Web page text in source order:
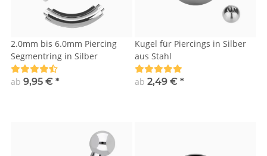
2.0mm bis 6.0mm Piercing
Segmentring in Silber
ab 9,95 € *
Kugel für Piercings in Silber
aus Stahl
ab 2,49 € *